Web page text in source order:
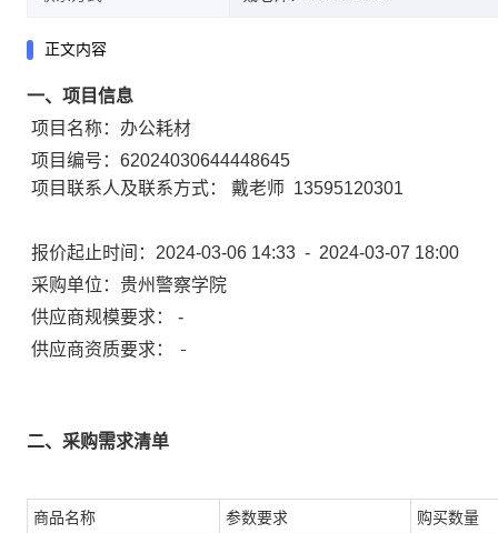
正文内容
一、项目信息
项目名称： 办公耗材
项目编号： 62024030644448645
项目联系人及联系方式： 戴老师 13595120301
报价起止时间： 2024-03-06 14:33 - 2024-03-07 18:00
采购单位： 贵州警察学院
供应商规模要求： -
供应商资质要求：
-
二、采购需求清单
商品名称 参数要求 购买数量